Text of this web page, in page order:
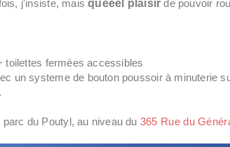
j'insiste, maisqueeel plaisir de pouvoir
toilettes fermées accessibles
un systeme de bouton poussoir à minuterie
parc du Poutyl, au niveau du 365 Rue du